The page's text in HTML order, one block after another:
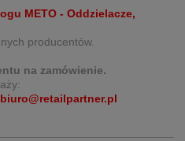
METO - Oddzielacze,
producentów.
na zamówienie.
biuro@retailpartner.pl